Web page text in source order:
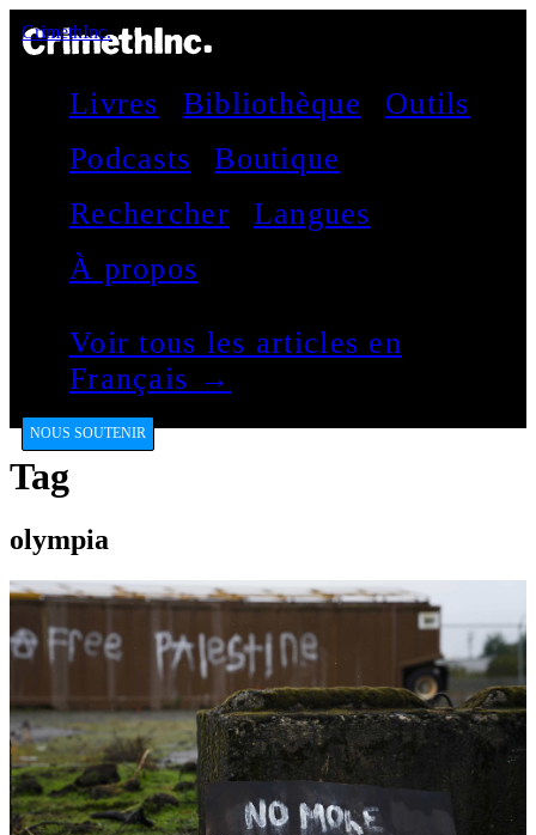
CrimethInc.
Livres Bibliothèque
Outils
Podcasts
Boutique
Rechercher
Langues
À propos
Voir tous les articles en
Français →
NOUS SOUTENIR
Tag
olympia